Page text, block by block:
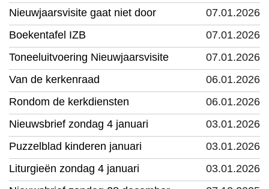
07.01.2026
Nieuwjaarsvisite gaat niet door
07.01.2026
Boekentafel IZB
07.01.2026
Toneeluitvoering Nieuwjaarsvisite
06.01.2026
Van de kerkenraad
06.01.2026
Rondom de kerkdiensten
03.01.2026
Nieuwsbrief zondag 4 januari
03.01.2026
Puzzelblad kinderen januari
03.01.2026
Liturgieën zondag 4 januari